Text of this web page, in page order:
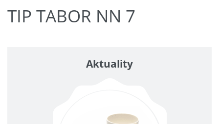
TIP TABOR NN 7
Aktuality